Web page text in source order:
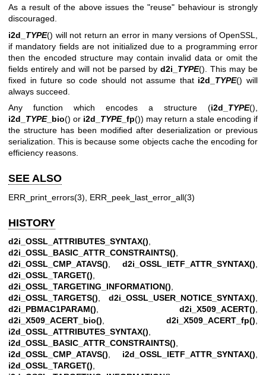
As a result of the above issues the "reuse" behaviour is strongly
discouraged.
i2d_ TYPE() will not return an error in many versions of OpenSSL,
if mandatory fields are not initialized due to a programming error
then the encoded structure may contain invalid data or omit the
fields entirely and will not be parsed byd2i_ TYPE(). This may be
fixed in future so code should not assume that i2d_ TYPE() will
always succeed.
Any function which encodes a structure (i2d_ TYPE(),
i2d_ TYPE_bio() or i2d_ TYPE_fp()) may return a stale encoding if
the structure has been modified after deserialization or previous
serialization. This is because some objects cache the encoding for
efficiency reasons.
SEE ALSO
ERR_print_errors(3) ERR_peek_last_error_all(3)
HISTORY
d2i_OSSL_ATTRIBUTES_SYNTAX()
d2i_OSSL_BASIC_ATTR_CONSTRAINTS()
d2i_OSSL_CMP_ATAVS()
d2i_OSSL_IETF_ATTR_SYNTAX()
d2i_OSSL_TARGET()
d2i_OSSL_TARGETING_INFORMATION()
d2i_OSSL_TARGETS()
d2i_OSSL_USER_NOTICE_SYNTAX()
d2i_PBMAC1PARAM()
d2i_X509_ACERT()
d2i_X509_ACERT_bio()
d2i_X509_ACERT_fp()
i2d_OSSL_ATTRIBUTES_SYNTAX()
i2d_OSSL_BASIC_ATTR_CONSTRAINTS()
i2d_OSSL_CMP_ATAVS()
i2d_OSSL_IETF_ATTR_SYNTAX()
i2d_OSSL_TARGET()